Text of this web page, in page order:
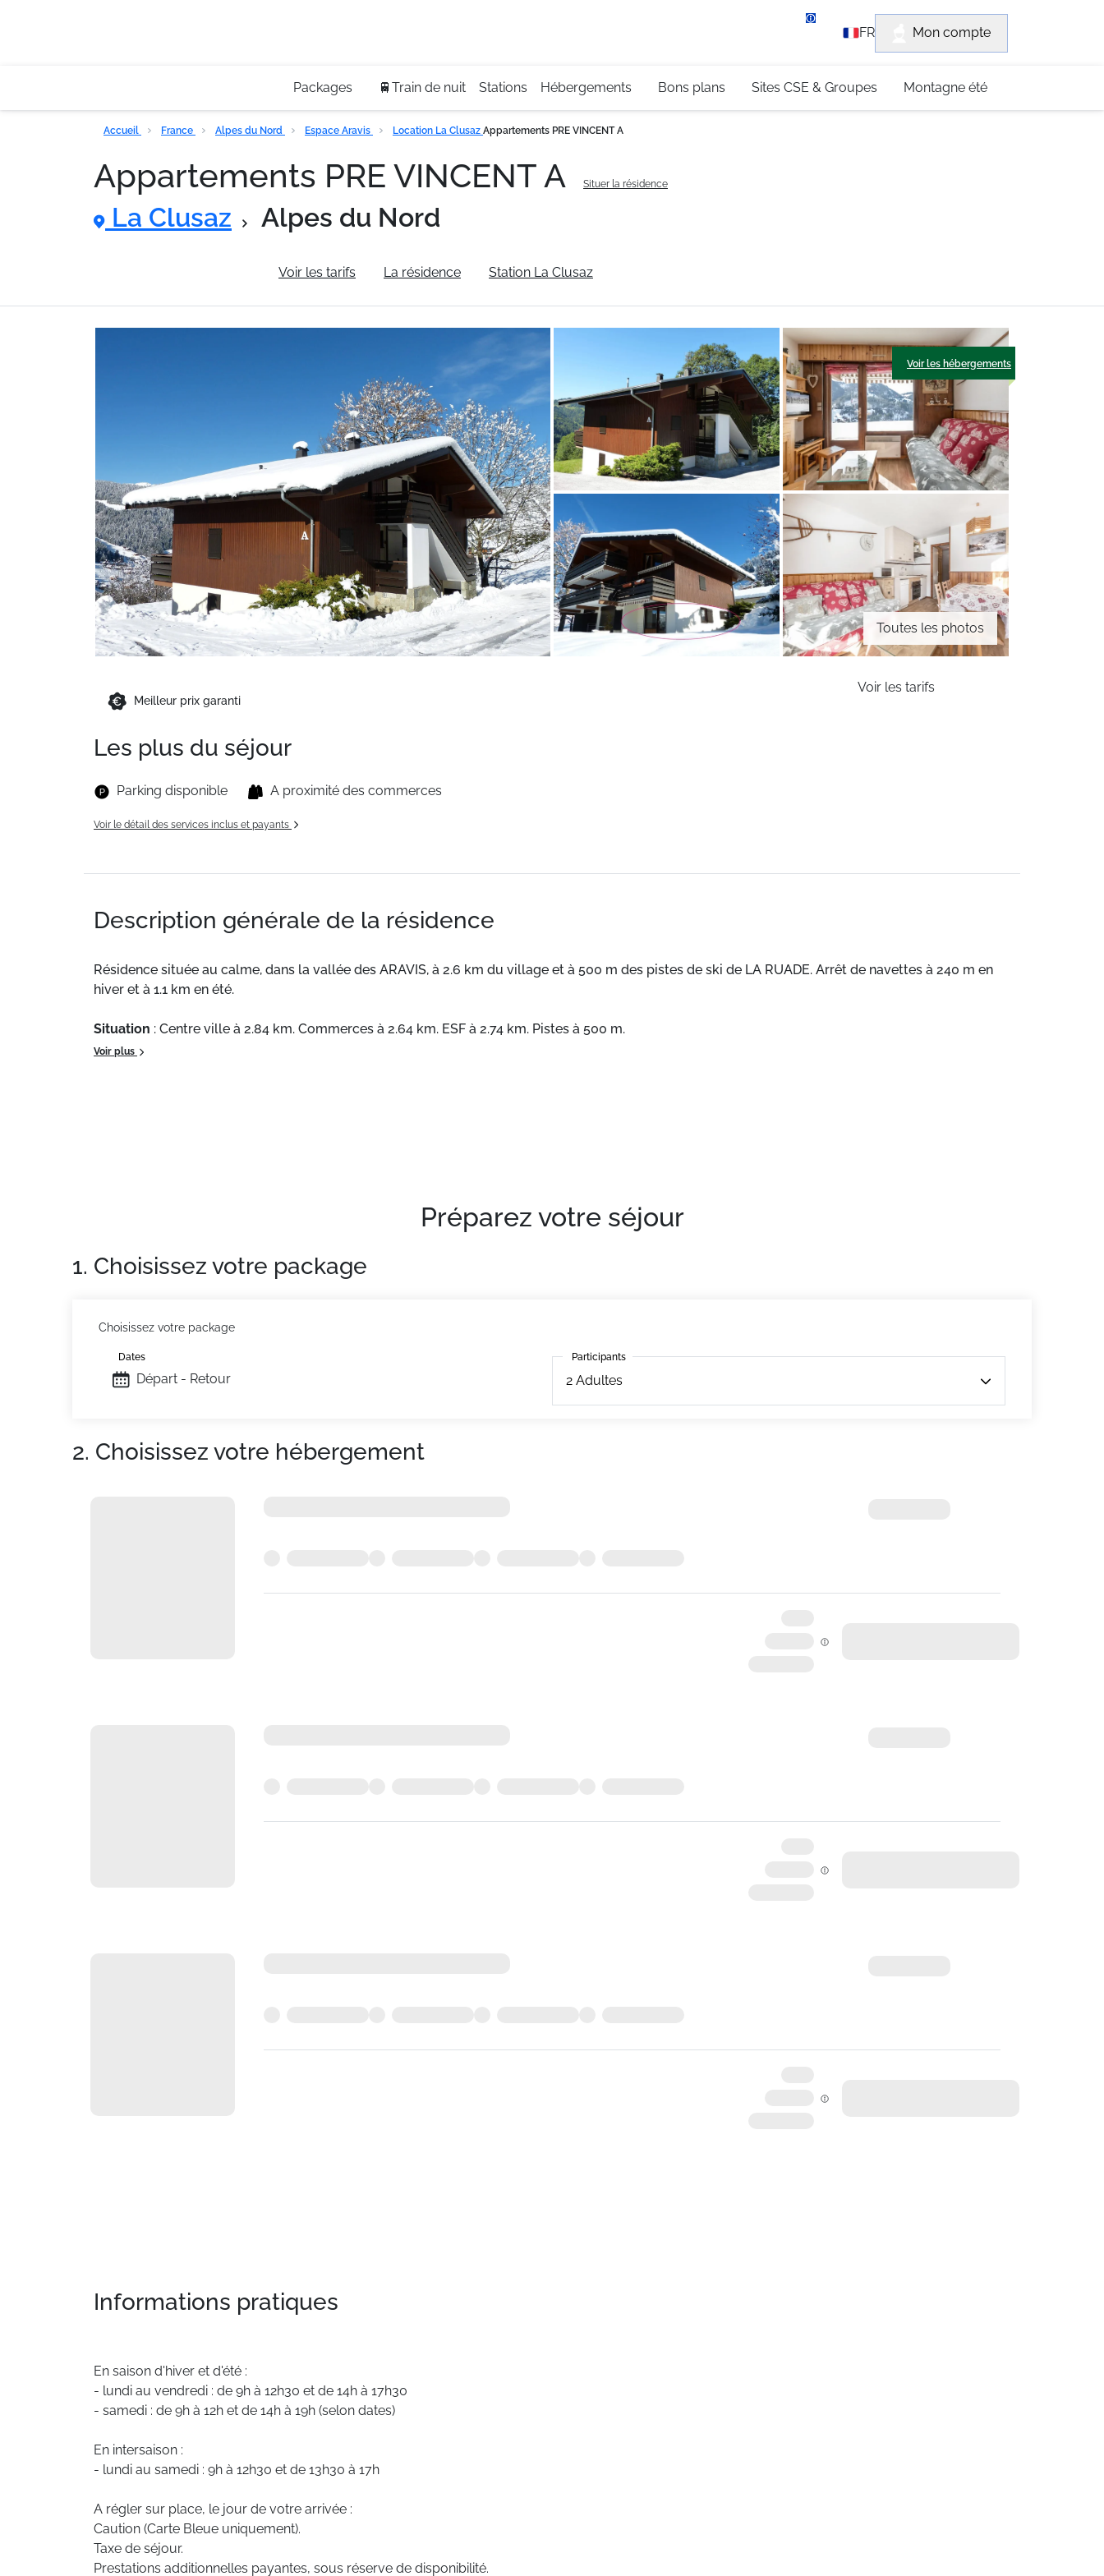
+33 (0)4 79 96 30 69
FR Mon compte
Packages 🚆Train de nuit Stations Hébergements Bons plans Sites CSE & Groupes Montagne été
Accueil France Alpes du Nord Espace Aravis Location La Clusaz Appartements PRE VINCENT A
Appartements PRE VINCENT A Situer la résidence
La Clusaz Alpes du Nord
Voir les tarifs La résidence Station La Clusaz
Toutes les photos
Voir les hébergements
Meilleur prix garanti
Voir les tarifs
Les plus du séjour
Parking disponible A proximité des commerces
Voir le détail des services inclus et payants
Description générale de la résidence
Résidence située au calme, dans la vallée des ARAVIS, à 2.6 km du village et à 500 m des pistes de ski de LA RUADE. Arrêt de navettes à 240 m en
hiver et à 1.1 km en été.
Situation : Centre ville à 2.84 km. Commerces à 2.64 km. ESF à 2.74 km. Pistes à 500 m.
Voir plus
Préparez votre séjour
1. Choisissez votre package
Choisissez votre package
Départ - Retour
Dates Participants
2 Adultes
Participants
2. Choisissez votre hébergement
Informations pratiques
En saison d'hiver et d'été :
- lundi au vendredi : de 9h à 12h30 et de 14h à 17h30
- samedi : de 9h à 12h et de 14h à 19h (selon dates)
En intersaison :
- lundi au samedi : 9h à 12h30 et de 13h30 à 17h
A régler sur place, le jour de votre arrivée :
Caution (Carte Bleue uniquement).
Taxe de séjour.
Prestations additionnelles payantes, sous réserve de disponibilité.